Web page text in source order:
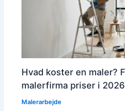
Hvad koster en maler?
malerfirma priser i 2026
Malerarbejde